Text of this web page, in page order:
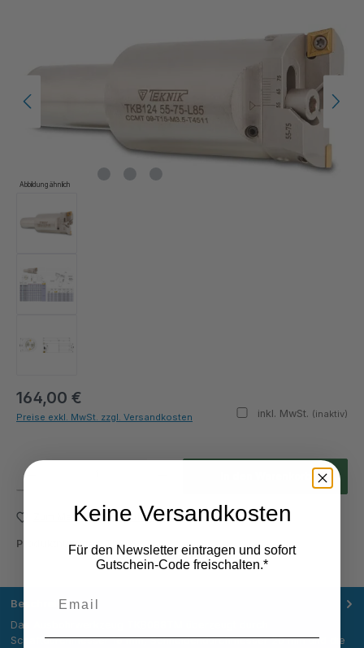
Abbildung ähnlich
164,00 €
inkl. MwSt. (inaktiv)
Preise exkl. MwSt. zzgl. Versandkosten
Produkt Anzahl: Gib den gewünschten Wert ein oder benutze die Schaltflächen um die
Zum Merkzettel hinzufügen
Produktnummer: TKB088TM
Beschreibung
Das Ausbohrwerkzeug TKB088TM überzeugt durch
Schaftdurchmesser 16 mm, Schneidendurchmesser 20 mm und die
Keine Versandkosten
Für den Newsletter eintragen und sofort
Gutschein-Code freischalten.*